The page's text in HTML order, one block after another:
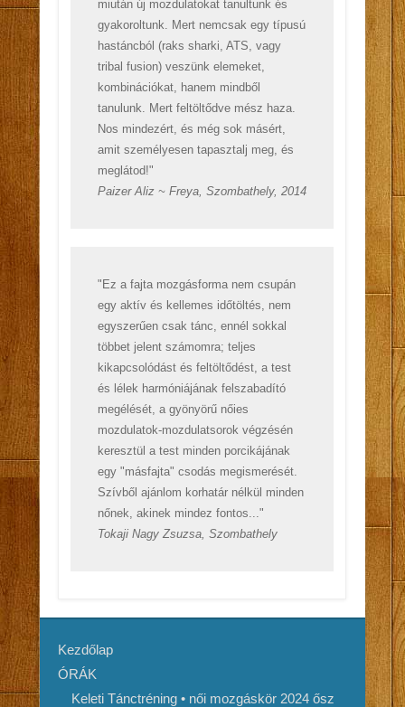
miután új mozdulatokat tanultunk és
gyakoroltunk. Mert nemcsak egy típusú
hastáncból (raks sharki, ATS, vagy
tribal fusion) veszünk elemeket,
kombinációkat, hanem mindből
tanulunk. Mert feltöltődve mész haza.
Nos mindezért, és még sok másért,
amit személyesen tapasztalj meg, és
meglátod!"
Paizer Aliz ~ Freya, Szombathely, 2014
"Ez a fajta mozgásforma nem csupán
egy aktív és kellemes időtöltés, nem
egyszerűen csak tánc, ennél sokkal
többet jelent számomra; teljes
kikapcsolódást és feltöltődést, a test
és lélek harmóniájának felszabadító
megélését, a gyönyörű nőies
mozdulatok-mozdulatsorok végzésén
keresztül a test minden porcikájának
egy "másfajta" csodás megismerését.
Szívből ajánlom korhatár nélkül minden
nőnek, akinek mindez fontos..."
Tokaji Nagy Zsuzsa, Szombathely
Kezdőlap
ÓRÁK
Keleti Tánctréning • női mozgáskör 2024 ősz